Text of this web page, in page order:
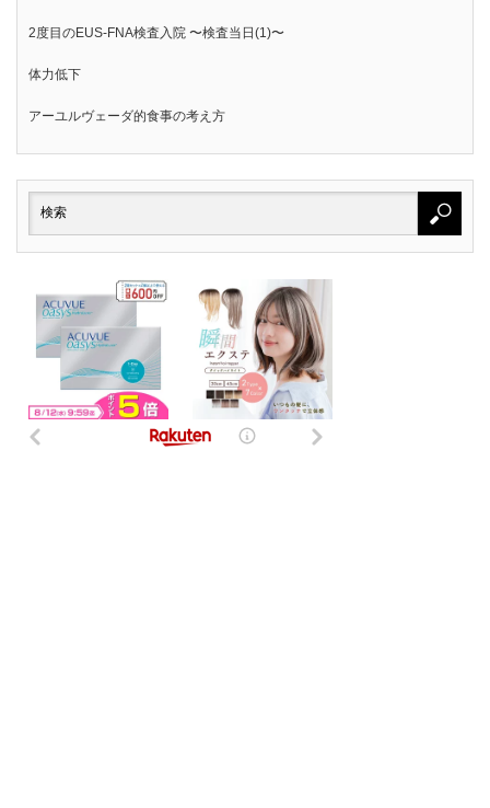
2度目のEUS-FNA検査入院 〜検査当日(1)〜
体力低下
アーユルヴェーダ的食事の考え方